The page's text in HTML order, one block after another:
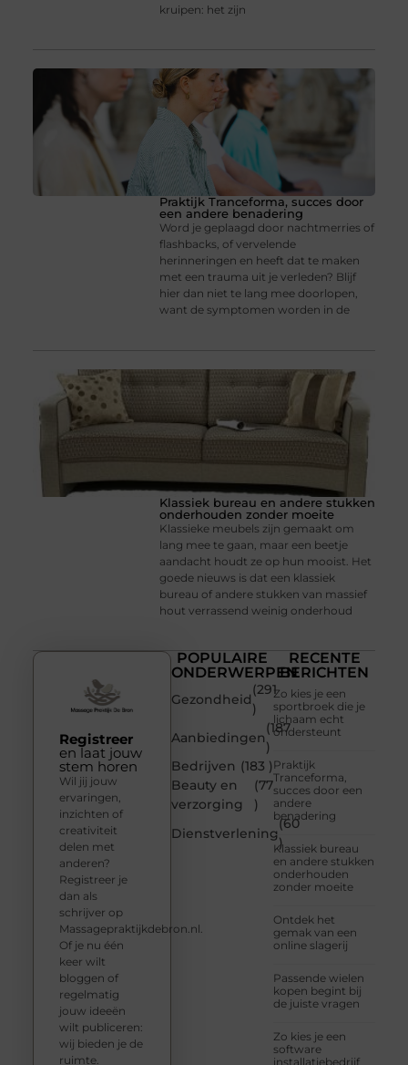
kruipen: het zijn
Praktijk Tranceforma, succes door
een andere benadering
Word je geplaagd door nachtmerries of
flashbacks, of vervelende
herinneringen en heeft dat te maken
met een trauma uit je verleden? Blijf
hier dan niet te lang mee doorlopen,
want de symptomen worden in de
Klassiek bureau en andere stukken
onderhouden zonder moeite
Klassieke meubels zijn gemaakt om
lang mee te gaan, maar een beetje
aandacht houdt ze op hun mooist. Het
goede nieuws is dat een klassiek
bureau of andere stukken van massief
hout verrassend weinig onderhoud
POPULAIRE
ONDERWERPEN
Gezondheid
(291
)
Aanbiedingen
(187
)
Bedrijven (183 )
Beauty en
verzorging
(77
)
Dienstverlening
(60
)
RECENTE
BERICHTEN
Zo kies je een
sportbroek die je
lichaam echt
ondersteunt
Praktijk
Tranceforma,
succes door een
andere
benadering
Klassiek bureau
en andere stukken
onderhouden
zonder moeite
Ontdek het
gemak van een
online slagerij
Passende wielen
kopen begint bij
de juiste vragen
Zo kies je een
software
installatiebedrijf
Registreer
en laat jouw
stem horen
Wil jij jouw
ervaringen,
inzichten of
creativiteit
delen met
anderen?
Registreer je
dan als
schrijver op
Massagepraktijkdebron.nl.
Of je nu één
keer wilt
bloggen of
regelmatig
jouw ideeën
wilt publiceren:
wij bieden je de
ruimte.